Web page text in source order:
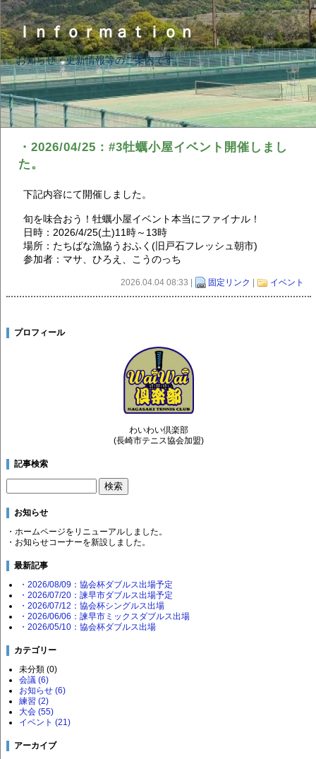
Ｉｎｆｏｒｍａｔｉｏｎ
お知らせ・更新情報等のご案内です。
・2026/04/25：#3牡蠣小屋イベント開催しまし
た。
下記内容にて開催しました。
旬を味合おう！牡蠣小屋イベント本当にファイナル！
日時：2026/4/25(土)11時～13時
場所：たちばな漁協うおふく(旧戸石フレッシュ朝市)
参加者：マサ、ひろえ、こうのっち
2026.04.04 08:33 | 固定リンク | イベント
プロフィール
わいわい倶楽部
(長崎市テニス協会加盟)
記事検索
お知らせ
・ホームページをリニューアルしました。
・お知らせコーナーを新設しました。
最新記事
・2026/08/09：協会杯ダブルス出場予定
・2026/07/20：諫早市ダブルス出場予定
・2026/07/12：協会杯シングルス出場
・2026/06/06：諫早市ミックスダブルス出場
・2026/05/10：協会杯ダブルス出場
カテゴリー
未分類 (0)
会議 (6)
お知らせ (6)
練習 (2)
大会 (55)
イベント (21)
アーカイブ